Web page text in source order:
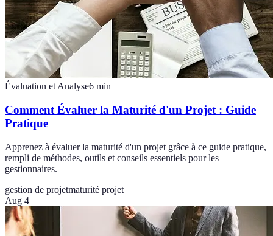
Évaluation et Analyse6 min
Comment Évaluer la Maturité d'un Projet : Guide
Pratique
Apprenez à évaluer la maturité d'un projet grâce à ce guide pratique,
rempli de méthodes, outils et conseils essentiels pour les
gestionnaires.
gestion de projetmaturité projet
Aug 4